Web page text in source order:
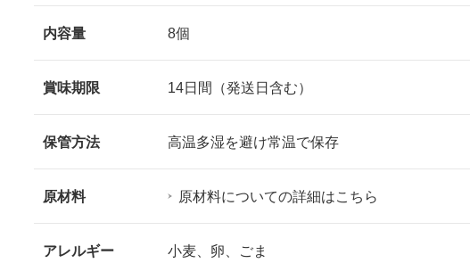
内容量 8個
賞味期限 14日間（発送日含む）
保管方法 高温多湿を避け常温で保存
原材料 原材料についての詳細はこちら
アレルギー 小麦、卵、ごま